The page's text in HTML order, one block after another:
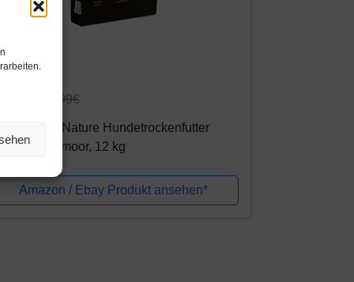
54,99€
Wild Nature Hundetrockenfutter
Hochmoor, 12 kg
Amazon / Ebay Produkt ansehen*